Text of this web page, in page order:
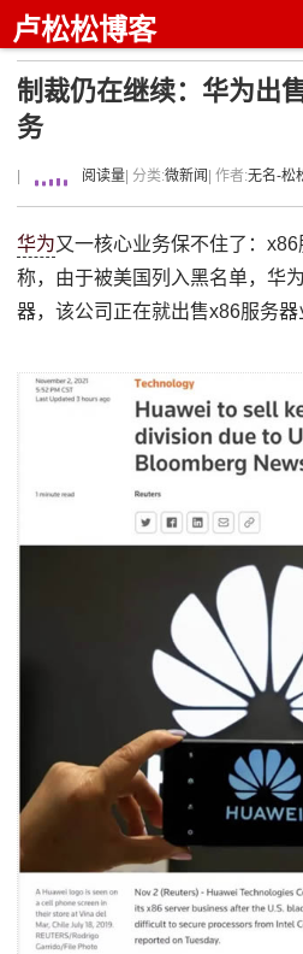
卢松松博客
制裁仍在继续：华为出
务
阅读量 | 分类:微新闻 | 作者:无名-松
华为又一核心业务保不住了：
称，由于被美国列入黑名单，华
器，该公司正在就出售x86服务器